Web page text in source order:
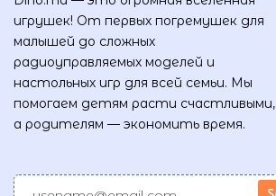
игрушек! От первых погремушек для
малышей до сложных
радиоуправляемых моделей и
настольных игр для всей семьи. Мы
помогаем детям расти счастливыми,
а родителям — экономить время.